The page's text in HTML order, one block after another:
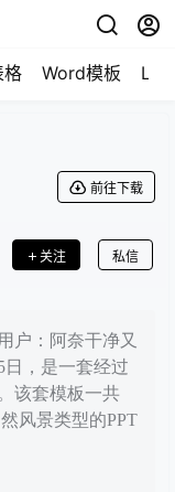
格 Word模板
前往下载
关注 私信
户：阿奈干净又
日，是一套经过
该套模板一共
风景类型的PPT